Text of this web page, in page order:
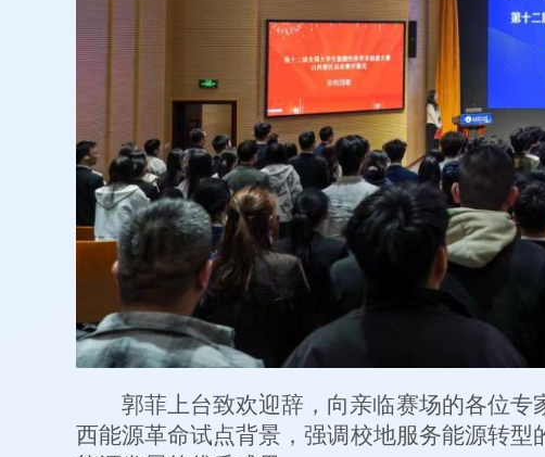
郭菲上台致欢迎辞，向亲临赛场的各位
西能源革命试点背景，强调校地服务能源转